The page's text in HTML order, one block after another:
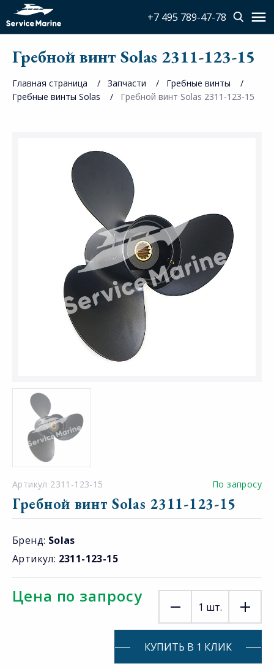
+7 495 789-47-78
Гребной винт Solas 2311-123-15
Главная страница Запчасти
Гребные винты
Гребные винты Solas
Гребной винт Solas 2311-123-15
Артикул 2311-123-15 По запросу
Гребной винт Solas 2311-123-15
Бренд: Solas
Артикул: 2311-123-15
Цена по запросу
1 шт.
КУПИТЬ В 1 КЛИК